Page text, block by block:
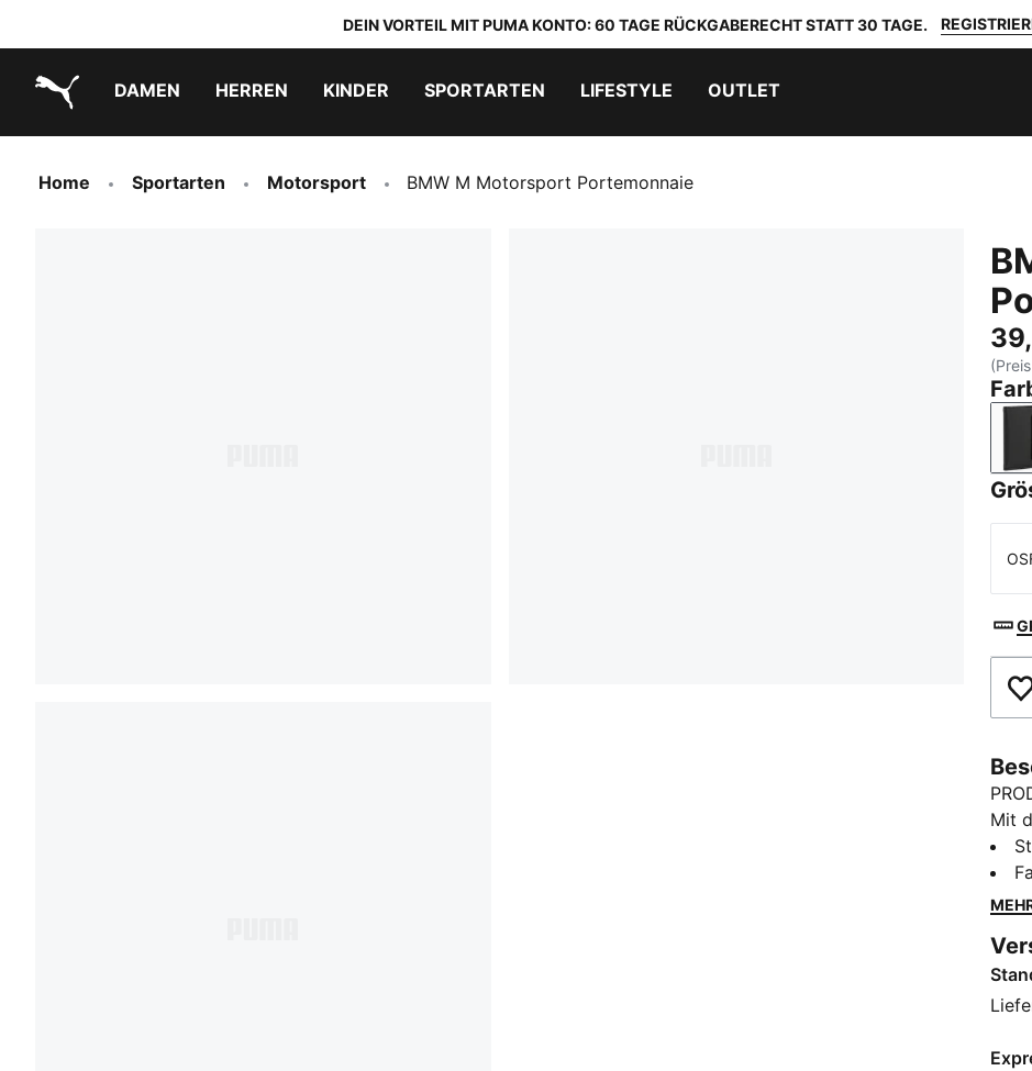
DEIN VORTEIL MIT PUMA KONTO: 60 TAGE RÜCKGABERECHT STATT 30 TAGE.
DAMEN HERREN KINDER SPORTARTEN LIFESTYLE OUTLET
Home Sportarten Motorsport BMW M Motorsport Portemonnaie
Mit
den